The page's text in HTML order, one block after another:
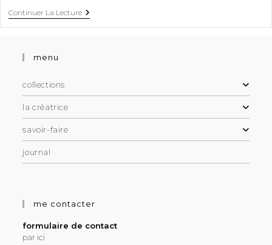
Continuer La Lecture
menu
collections
la créatrice
savoir-faire
journal
me contacter
formulaire de contact
par ici